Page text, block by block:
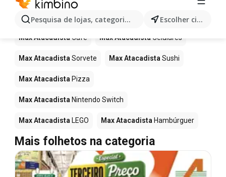
Pesquisa de lojas, categorias,produtos... Escolher cidade
para este termo.
Mais produtos em Max Atacadista
Max Atacadista Café Max Atacadista Celulares
Max Atacadista Sorvete Max Atacadista Sushi
Max Atacadista Pizza
Max Atacadista Nintendo Switch
Max Atacadista LEGO Max Atacadista Hambúrguer
Mais folhetos na categoria